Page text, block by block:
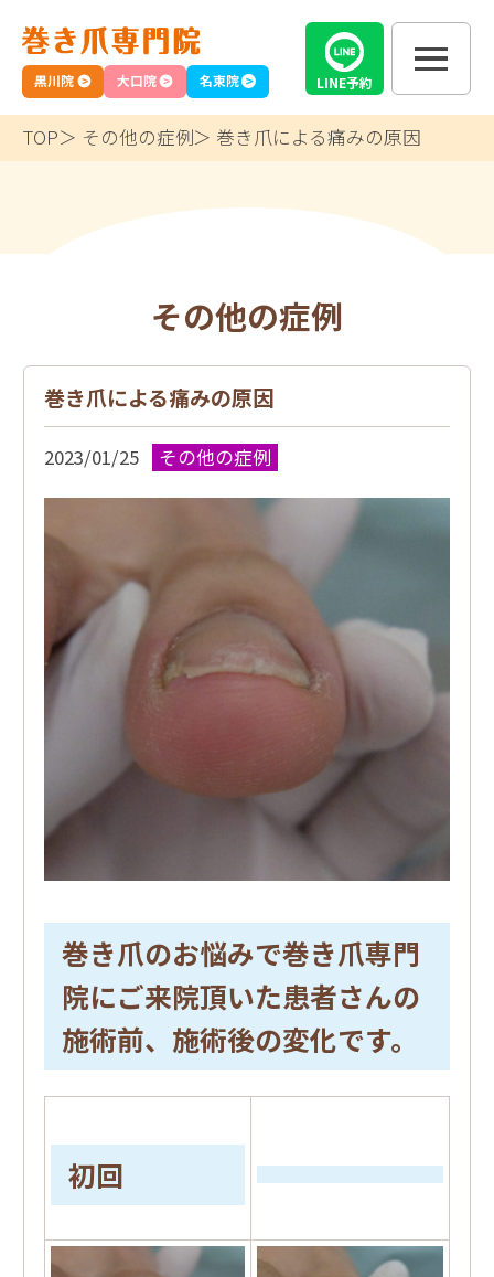
名東院
黒川院 大口院 LINE予約
TOP その他の症例 巻き爪による痛みの原因
その他の症例
巻き爪による痛みの原因
2023/01/25 その他の症例
巻き爪のお悩みで巻き爪専門
院にご来院頂いた患者さんの
施術前、施術後の変化です。
初回